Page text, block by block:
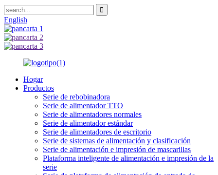
English
Hogar
Productos
Serie de rebobinadora
Serie de alimentador TTO
Serie de alimentadores normales
Serie de alimentador estándar
Serie de alimentadores de escritorio
Serie de sistemas de alimentación y clasificación
Serie de alimentación e impresión de mascarillas
Plataforma inteligente de alimentación e impresión de la
serie